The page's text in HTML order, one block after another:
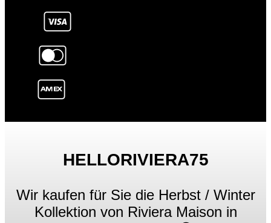
HELLORIVIERA75
Wir kaufen für Sie die Herbst / Winter
Kollektion von Riviera Maison in